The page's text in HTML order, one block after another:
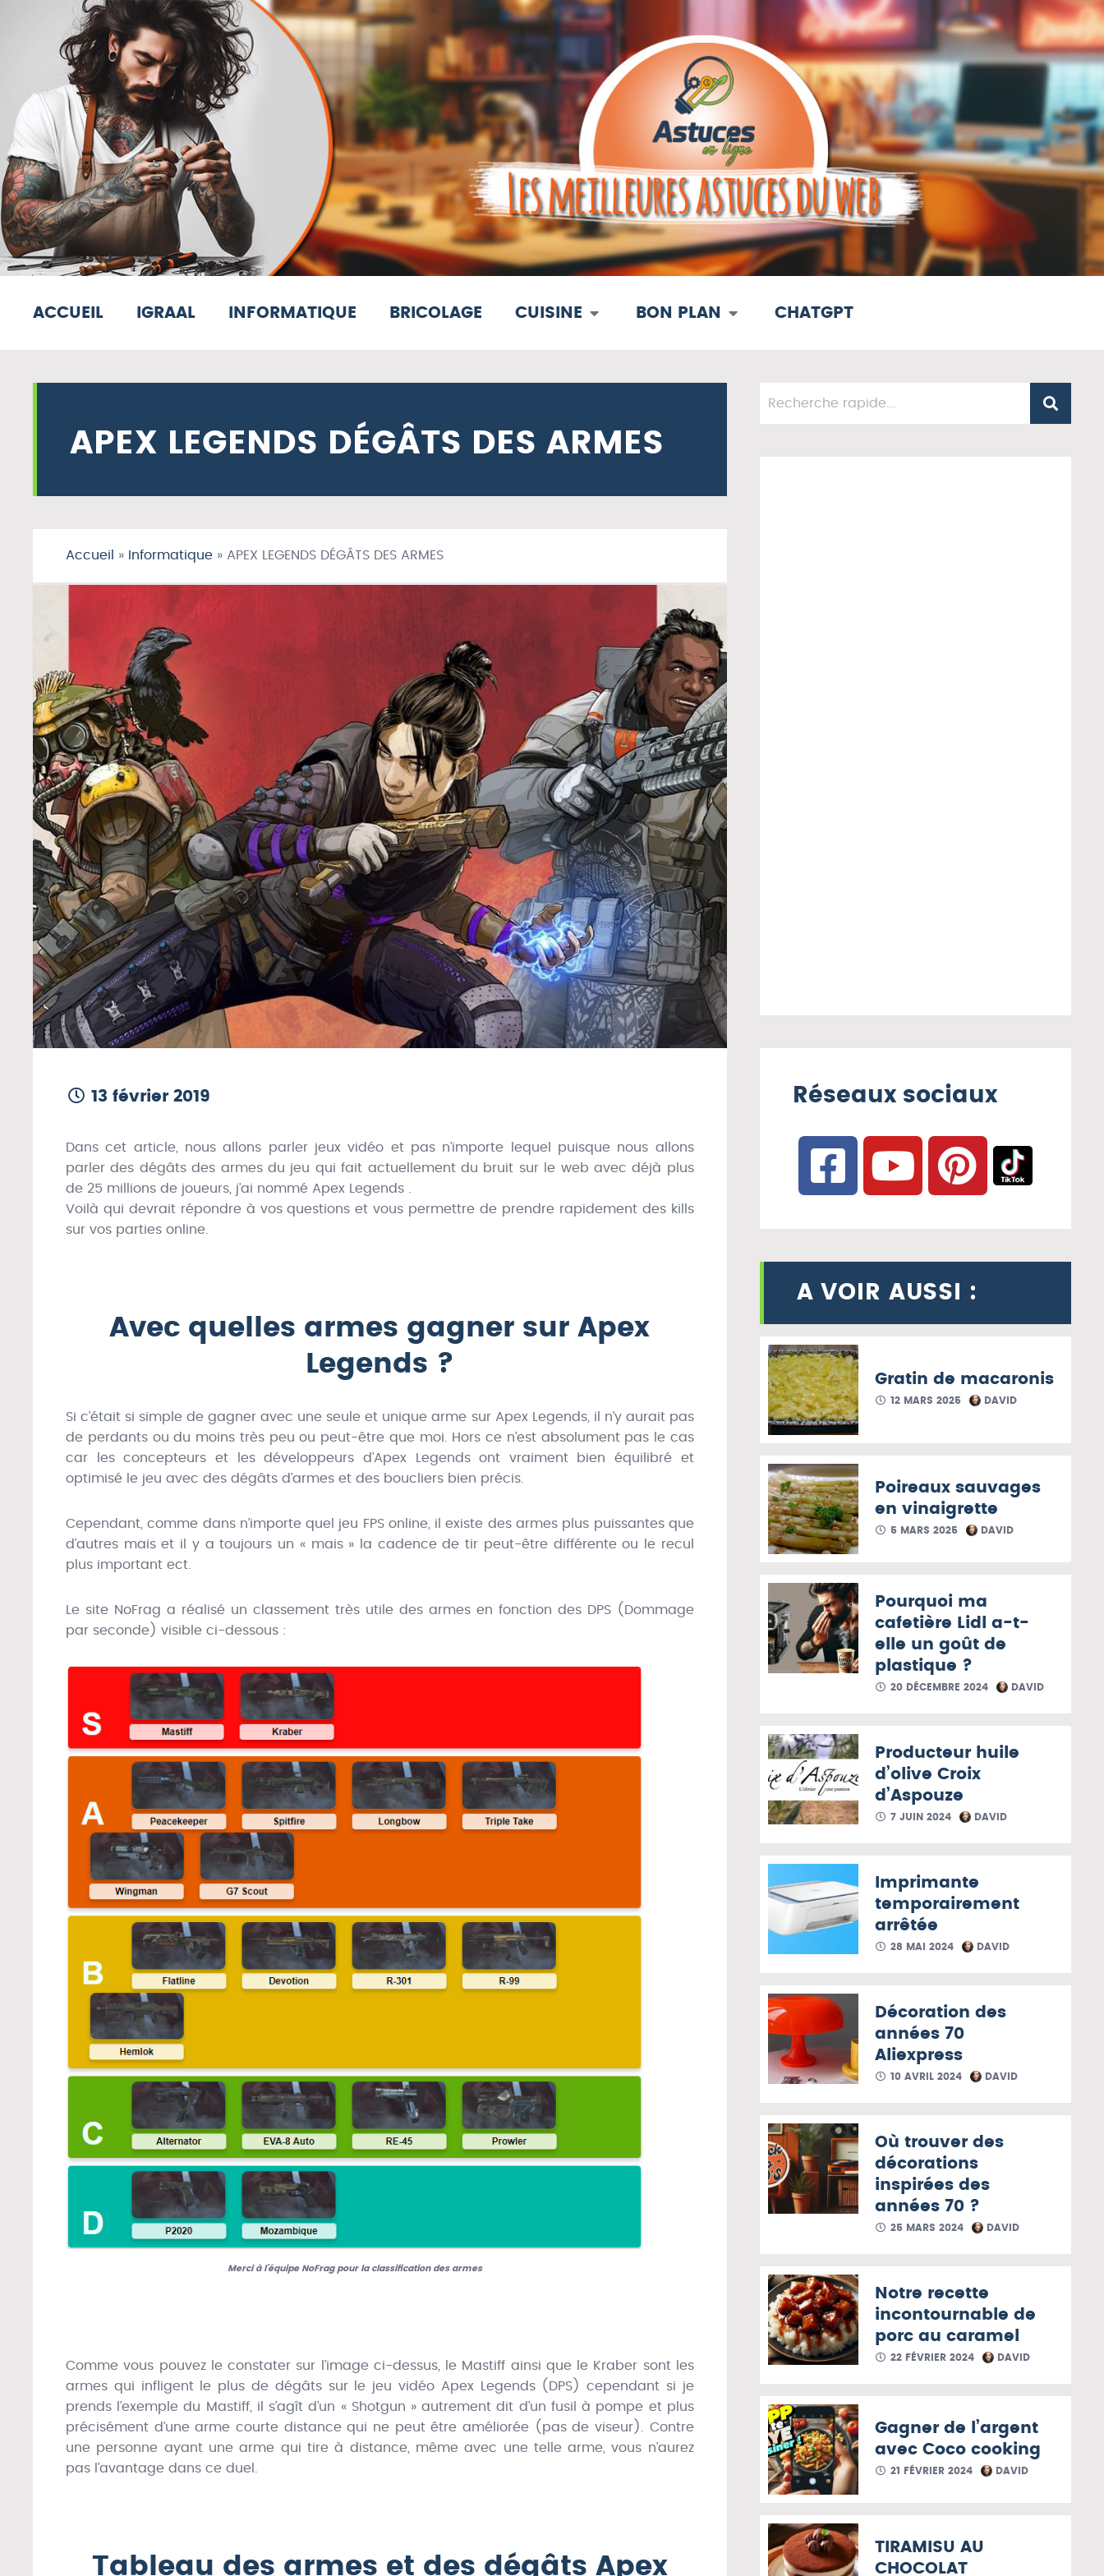
ACCUEIL IGRAAL INFORMATIQUE BRICOLAGE CUISINE BON PLAN CHATGPT
APEX LEGENDS DÉGÂTS DES ARMES
Accueil » Informatique » APEX LEGENDS DÉGÂTS DES ARMES
13 février 2019
Dans cet article, nous allons parler jeux vidéo et pas n’importe lequel puisque nous allons
parler des dégâts des armes du jeu qui fait actuellement du bruit sur le web avec déjà plus
de 25 millions de joueurs, j’ai nommé Apex Legends .
Voilà qui devrait répondre à vos questions et vous permettre de prendre rapidement des kills
sur vos parties online.
Avec quelles armes gagner sur Apex
Legends ?
Si c’était si simple de gagner avec une seule et unique arme sur Apex Legends, il n’y aurait pas
de perdants ou du moins très peu ou peut-être que moi. Hors ce n’est absolument pas le cas
car les concepteurs et les développeurs d’Apex Legends ont vraiment bien équilibré et
optimisé le jeu avec des dégâts d’armes et des boucliers bien précis.
Cependant, comme dans n’importe quel jeu FPS online, il existe des armes plus puissantes que
d’autres mais et il y a toujours un « mais » la cadence de tir peut-être différente ou le recul
plus important ect.
Le site NoFrag a réalisé un classement très utile des armes en fonction des DPS (Dommage
par seconde) visible ci-dessous :
Merci à l’équipe NoFrag pour la classification des armes
Comme vous pouvez le constater sur l’image ci-dessus, le Mastiff ainsi que le Kraber sont les
armes qui infligent le plus de dégâts sur le jeu vidéo Apex Legends (DPS) cependant si je
prends l’exemple du Mastiff, il s’agît d’un « Shotgun » autrement dit d’un fusil à pompe et plus
précisément d’une arme courte distance qui ne peut être améliorée (pas de viseur). Contre
une personne ayant une arme qui tire à distance, même avec une telle arme, vous n’aurez
pas l’avantage dans ce duel.
Tableau des armes et des dégâts Apex
Réseaux sociaux
A VOIR AUSSI :
Gratin de macaronis
12 MARS 2025 DAVID
Poireaux sauvages
en vinaigrette
5 MARS 2025 DAVID
Pourquoi ma
cafetière Lidl a-t-
elle un goût de
plastique ?
20 DÉCEMBRE 2024 DAVID
Producteur huile
d’olive Croix
d’Aspouze
7 JUIN 2024 DAVID
Imprimante
temporairement
arrêtée
28 MAI 2024 DAVID
Décoration des
années 70
Aliexpress
10 AVRIL 2024 DAVID
Où trouver des
décorations
inspirées des
années 70 ?
25 MARS 2024 DAVID
Notre recette
incontournable de
porc au caramel
22 FÉVRIER 2024 DAVID
Gagner de l’argent
avec Coco cooking
21 FÉVRIER 2024 DAVID
TIRAMISU AU
CHOCOLAT